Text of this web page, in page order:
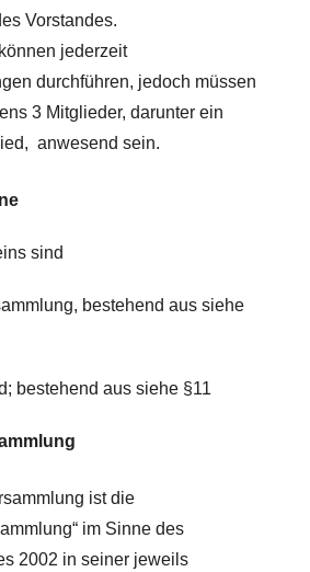
Vorstandes.
jederzeit
durchführen, jedoch müssen
3 Mitglieder, darunter ein
anwesend sein.
sind
bestehend aus siehe
bestehend aus siehe §11
ist die
im Sinne des
2002 in seiner jeweils